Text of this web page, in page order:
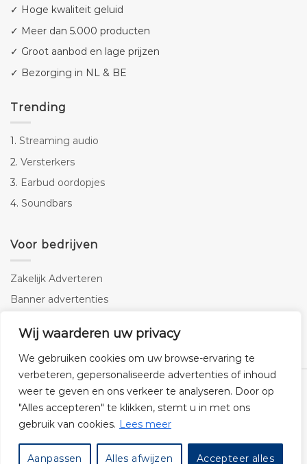
Wij waarderen uw privacy
We gebruiken cookies om uw browse-ervaring te
verbeteren, gepersonaliseerde advertenties of inhoud
weer te geven en ons verkeer te analyseren. Door op
"Alles accepteren" te klikken, stemt u in met ons
gebruik van cookies. Lees meer
Aanpassen Alles afwijzen Accepteer alles
✓ Hoge kwaliteit geluid
✓ Meer dan 5.000 producten
✓ Groot aanbod en lage prijzen
✓ Bezorging in NL & BE
Trending
1. Streaming audio
2. Versterkers
3. Earbud oordopjes
4. Soundbars
Voor bedrijven
Zakelijk Adverteren
Banner advertenties
SEO copywriting